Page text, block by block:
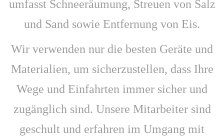
umfasst Schneeräumung, Streuen von Salz
und Sand sowie Entfernung von Eis.
Wir verwenden nur die besten Geräte und
Materialien, um sicherzustellen, dass Ihre
Wege und Einfahrten immer sicher und
zugänglich sind. Unsere Mitarbeiter sind
geschult und erfahren im Umgang mit